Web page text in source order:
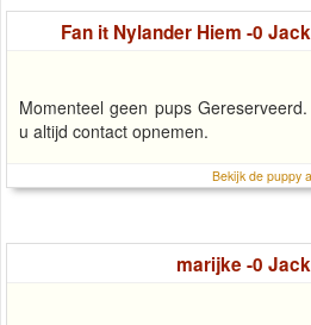
Fan it Nylander Hiem -0
Momenteel geen pups
u altijd contact opnemen.
Bekijk de puppy
marijke -0